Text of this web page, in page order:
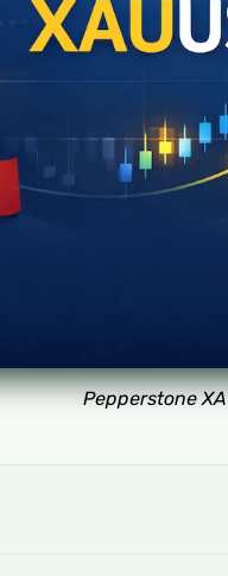
Pepperstone